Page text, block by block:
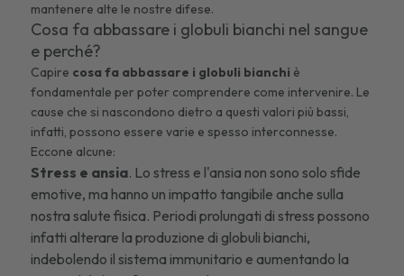
mantenere alte le nostre difese.
Cosa fa abbassare i globuli bianchi nel sangue
e perché?
Capire cosa fa abbassare i globuli bianchi è
fondamentale per poter comprendere come intervenire. Le
cause che si nascondono dietro a questi valori più bassi,
infatti, possono essere varie e spesso interconnesse.
Eccone alcune:
Stress e ansia. Lo stress e l'ansia non sono solo sfide
emotive, ma hanno un impatto tangibile anche sulla
nostra salute fisica. Periodi prolungati di stress possono
infatti alterare la produzione di globuli bianchi,
indebolendo il sistema immunitario e aumentando la